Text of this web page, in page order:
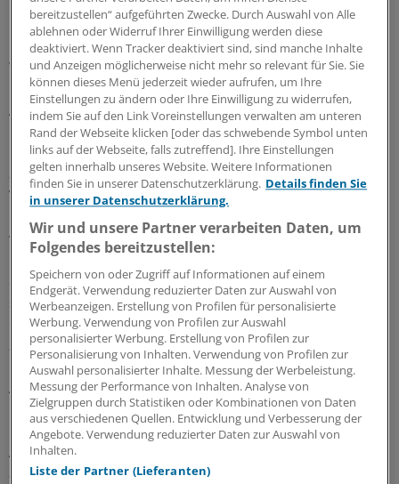
Weil neue Facharztgruppen hinzukommen, haben sich
in den Facharztverträgen die Teilnehmerzahlen bei
Ärzten und Versicherten noch dynamischer entwickelt.
Diese Verträge legt die AOK zusammen mit der Bosch
BKK auf. Im vergangenen Jahr nahmen 1471 Fachärzte
an den Verträgen teil, eine Zunahme von 7,6 Prozent im
Vergleich zu 2014. Ein regelrechter Sprung hat bei den
eingeschriebenen Versicherten stattgefunden. Ihre Zahl
wuchs um fast 32 Prozent auf 461.000. Das
Honorarvolumen legte stark um 25 Prozent auf knapp
84 Millionen Euro zu.Vertragspartner auf ärztlicher Seite
sind der Hausärzteverband Baden-Württemberg sowie
der Medi-Verbund. Bei den Facharztverträgen sind
zudem weitere Berufs- und Fachverbände eingebunden.
Angesichts des hohen Altersdurchschnitts der
Hausärzte im Südwesten wird im laufenden Jahr in der
HzV erstmals mit einem Rückgang der teilnehmenden
Ärzte gerechnet. 34 Prozent der Hausärzte im Land sind
älter als 60.
bereitzustellen“ aufgeführten Zwecke. Durch Auswahl von Alle
ablehnen oder Widerruf Ihrer Einwilligung werden diese
deaktiviert. Wenn Tracker deaktiviert sind, sind manche Inhalte
und Anzeigen möglicherweise nicht mehr so relevant für Sie. Sie
können dieses Menü jederzeit wieder aufrufen, um Ihre
Einstellungen zu ändern oder Ihre Einwilligung zu widerrufen,
indem Sie auf den Link Voreinstellungen verwalten am unteren
Rand der Webseite klicken [oder das schwebende Symbol unten
links auf der Webseite, falls zutreffend]. Ihre Einstellungen
gelten innerhalb unseres Website. Weitere Informationen
finden Sie in unserer Datenschutzerklärung. Details finden Sie
in unserer Datenschutzerklärung.
Wir und unsere Partner verarbeiten Daten, um
Folgendes bereitzustellen:
Speichern von oder Zugriff auf Informationen auf einem
Endgerät. Verwendung reduzierter Daten zur Auswahl von
Werbeanzeigen. Erstellung von Profilen für personalisierte
Werbung. Verwendung von Profilen zur Auswahl
personalisierter Werbung. Erstellung von Profilen zur
Personalisierung von Inhalten. Verwendung von Profilen zur
Auswahl personalisierter Inhalte. Messung der Werbeleistung.
Messung der Performance von Inhalten. Analyse von
Zielgruppen durch Statistiken oder Kombinationen von Daten
aus verschiedenen Quellen. Entwicklung und Verbesserung der
Angebote. Verwendung reduzierter Daten zur Auswahl von
Inhalten.
Liste der Partner (Lieferanten)